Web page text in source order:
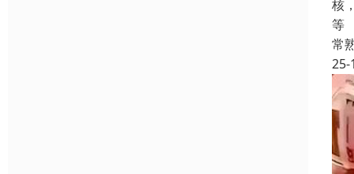
核
等
常
25-